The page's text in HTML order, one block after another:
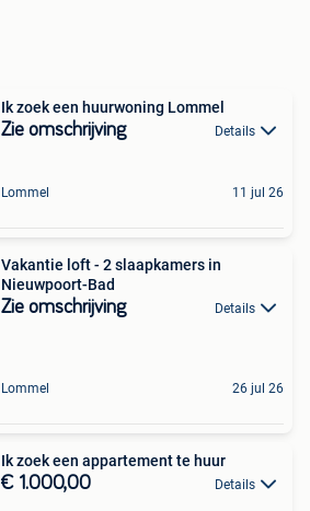
Ik zoek een huurwoning Lommel
Zie omschrijving Details
Lommel 11 jul 26
Vakantie loft - 2 slaapkamers in
Nieuwpoort-Bad
Zie omschrijving Details
Lommel 26 jul 26
Ik zoek een appartement te huur
€ 1.000,00 Details